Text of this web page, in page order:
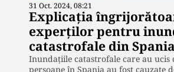
31 Oct. 2024, 08:21
Explicația
experților pentru
catastrofale din
Inundaţiile catastrofale care au ucis
persoane în Spania au fost cauzate